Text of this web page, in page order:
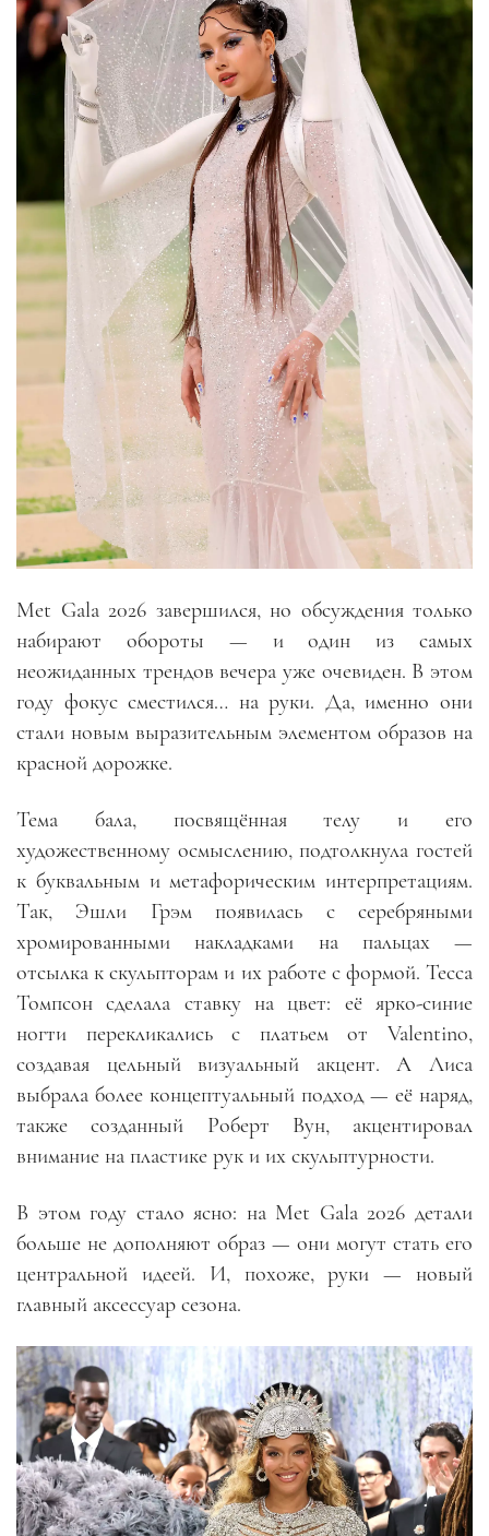
Met Gala 2026 завершился, но обсуждения только
набирают обороты — и один из самых
неожиданных трендов вечера уже очевиден. В этом
году фокус сместился… на руки. Да, именно они
стали новым выразительным элементом образов на
красной дорожке.
Тема бала, посвящённая телу и его
художественному осмыслению, подтолкнула гостей
к буквальным и метафорическим интерпретациям.
Так, Эшли Грэм появилась с серебряными
хромированными накладками на пальцах —
отсылка к скульпторам и их работе с формой. Тесса
Томпсон сделала ставку на цвет: её ярко-синие
ногти перекликались с платьем от Valentino,
создавая цельный визуальный акцент. А Лиса
выбрала более концептуальный подход — её наряд,
также созданный Роберт Вун, акцентировал
внимание на пластике рук и их скульптурности.
В этом году стало ясно: на Met Gala 2026 детали
больше не дополняют образ — они могут стать его
центральной идеей. И, похоже, руки — новый
главный аксессуар сезона.